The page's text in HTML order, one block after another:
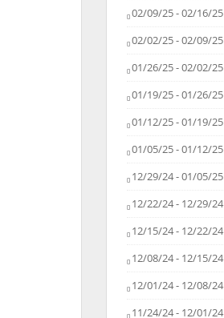
02/09/25 - 02/16/25
02/02/25 - 02/09/25
01/26/25 - 02/02/25
01/19/25 - 01/26/25
01/12/25 - 01/19/25
01/05/25 - 01/12/25
12/29/24 - 01/05/25
12/22/24 - 12/29/24
12/15/24 - 12/22/24
12/08/24 - 12/15/24
12/01/24 - 12/08/24
11/24/24 - 12/01/24